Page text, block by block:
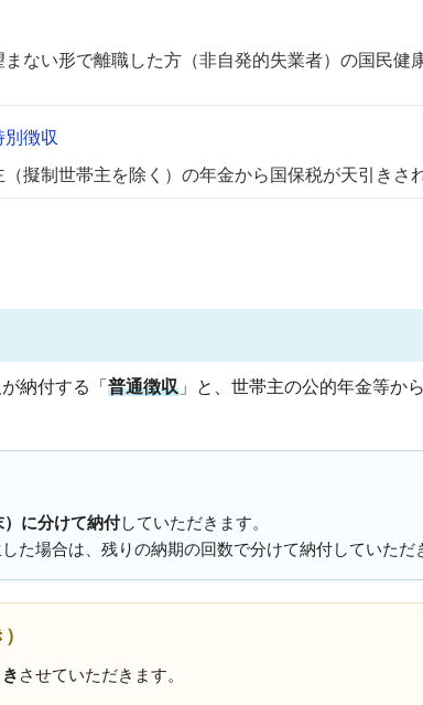
ない形で離職した方（非自発的失業者）の国民健
別徴収
擬制世帯主を除く）の年金から国保税が天引きさ
納付する「 普通徴収 」と、世帯主の公的年金等か
）に分けて納付していただきます。
た場合は、残りの納期の回数で分けて納付していただ
させていただきます。